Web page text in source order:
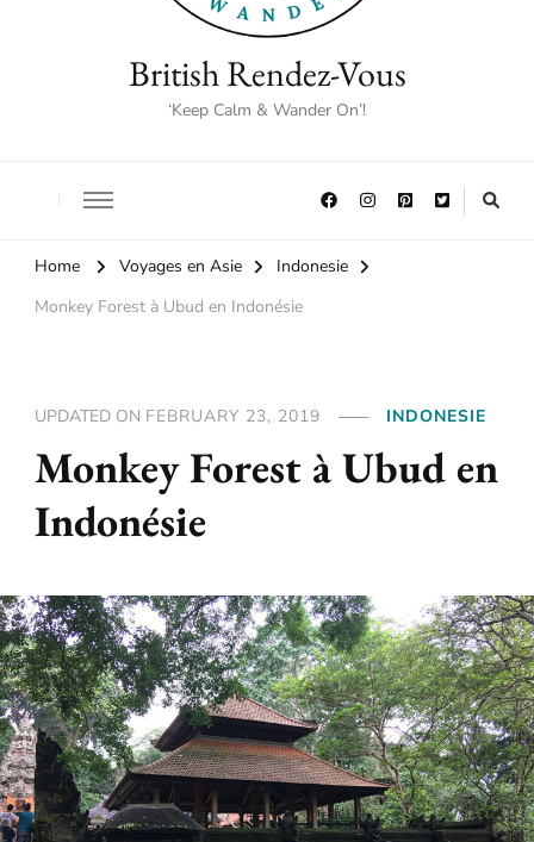
British Rendez-Vous
‘Keep Calm & Wander On’!
Home Voyages en Asie
Indonesie
Monkey Forest à Ubud en Indonésie
UPDATED ON FEBRUARY 23, 2019 INDONESIE
Monkey Forest à Ubud en
Indonésie